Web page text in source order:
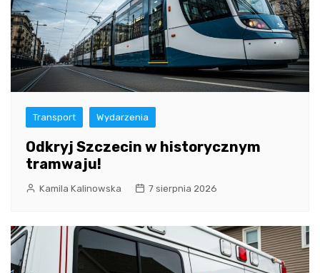
Transport Wydarzenia
Odkryj Szczecin w historycznym
tramwaju!
Kamila Kalinowska 7 sierpnia 2026